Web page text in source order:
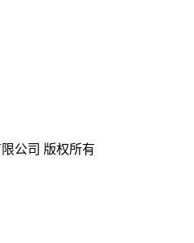
公司 版权所有